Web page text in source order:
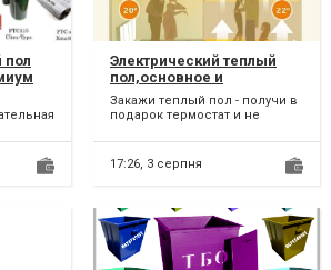
пол
Электрический теплый
пол,основное и
дополнительное
отопление
Закажи теплый пол - получи в
подарок термостат и не
Низкие цены. Возвр...
17:26, 3 серпня